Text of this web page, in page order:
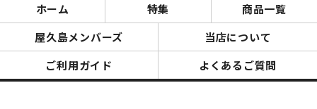
ホーム 特集
商品一覧
屋久島メンバーズ
当店について
ご利用ガイド
よくあるご質問